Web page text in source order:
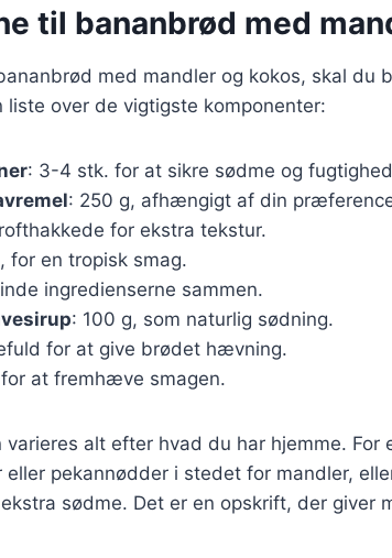
til bananbrød med
med mandler og kokos, skal du
liste over de vigtigste komponenter:
: 3-4 stk. for at sikre sødme og
: 250 g, afhængigt af din
for ekstra tekstur.
for en tropisk smag.
ingredienserne sammen.
: 100 g, som naturlig sødning.
for at give brødet hævning.
at fremhæve smagen.
varieres alt efter hvad du har hjemme. For
eller pekannødder i stedet for mandler,
sødme. Det er en opskrift, der giver